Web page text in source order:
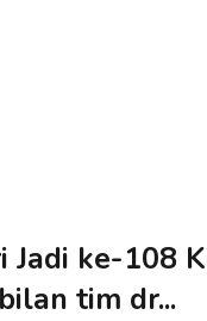
ke-108
tim dr...